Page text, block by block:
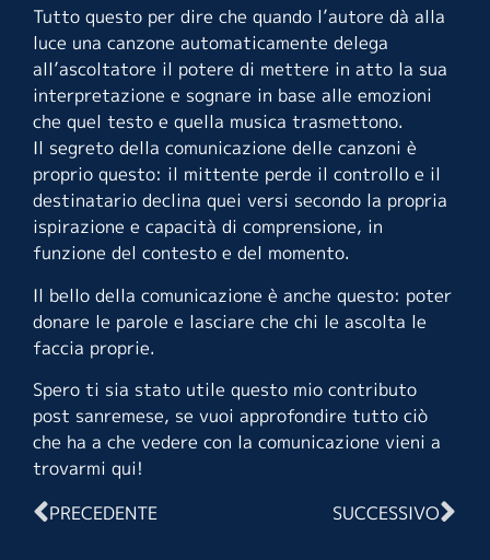
Tutto questo per dire che quando l’autore dà alla
luce una canzone automaticamente delega
all’ascoltatore il potere di mettere in atto la sua
interpretazione e sognare in base alle emozioni
che quel testo e quella musica trasmettono.
Il segreto della comunicazione delle canzoni è
proprio questo: il mittente perde il controllo e il
destinatario declina quei versi secondo la propria
ispirazione e capacità di comprensione, in
funzione del contesto e del momento.
Il bello della comunicazione è anche questo: poter
donare le parole e lasciare che chi le ascolta le
faccia proprie.
Spero ti sia stato utile questo mio contributo
post sanremese, se vuoi approfondire tutto ciò
che ha a che vedere con la comunicazione vieni a
trovarmi qui!
PRECEDENTE
SUCCESSIVO